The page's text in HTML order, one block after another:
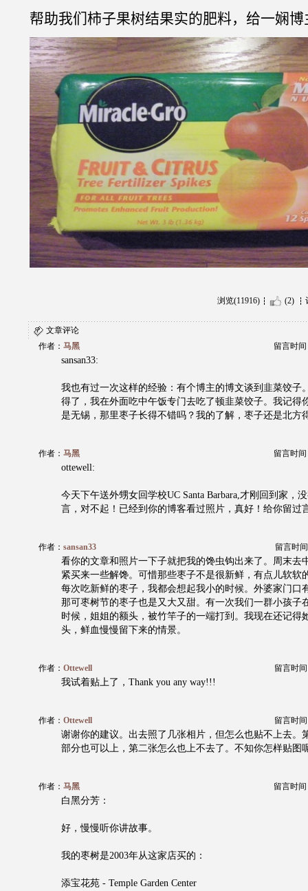
帮助我们柿子果树结果实的肥料，给一娴
浏览(11916) (2)
文章评论
作者： 马黑 留言时间
sansan33:
我也有过一次这样的经验：有个博主的博文谈到韭菜饺子
得了，我在外面吃中午饭专门去吃了顿韭菜饺子。我记得
是无锡，那里枣子长得不错吗？我的了解，枣子还是北方
作者： 马黑 留言时间
ottewell:
今天下午送外甥女回学校UC Santa Barbara,才刚回到家，
言，对不起！已经到你的博客看过照片，真好！给你留过
作者： sansan33 留言时
看你的文章和照片一下子就把我的馋虫钩出来了。周末去
紧买来一些解馋。可惜那些枣子不是很新鲜，有点儿软软
每次吃新鲜的枣子，我都会想起我小的时候。外婆家门口
那可枣树节的枣子也是又大又甜。有一次我们一群小孩子
时候，姐姐的额头，被竹竿子的一端打到。我现在还记得
头，鲜血慢慢留下来的情景。
作者： Ottewell 留言时间
我试着贴上了，Thank you any way!!!
作者： Ottewell 留言时间
谢谢你的建议。出去照了几张相片，但怎么也贴不上去。
部分也可以上，第二张怎么也上不去了。不知你怎样贴图
作者： 马黑 留言时间
白黑分芳：
好，慢慢听你讲故事。
我的枣树是2003年从这家店买的：
添宝花苑 - Temple Garden Center